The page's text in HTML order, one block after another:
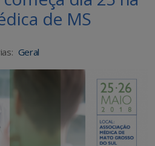
de MS
Geral